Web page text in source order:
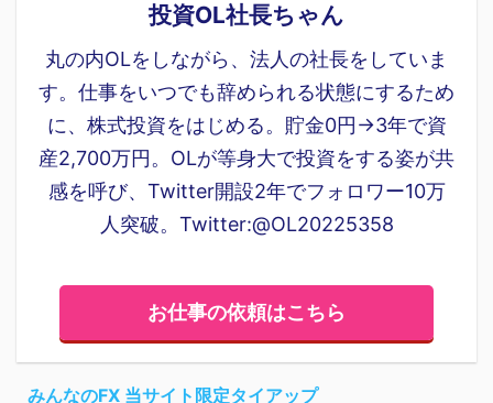
投資OL社長ちゃん
丸の内OLをしながら、法人の社長をしていま
す。仕事をいつでも辞められる状態にするため
に、株式投資をはじめる。貯金0円→3年で資
産2,700万円。OLが等身大で投資をする姿が共
感を呼び、Twitter開設2年でフォロワー10万
人突破。Twitter:@OL20225358
お仕事の依頼はこちら
みんなのFX 当サイト限定タイアップ